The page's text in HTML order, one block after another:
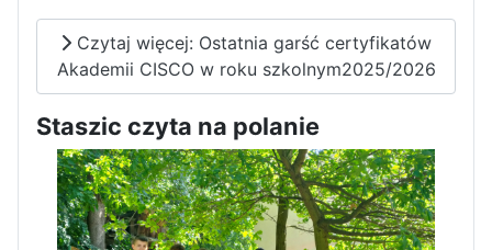
Zakończenie praktyk w
Portugalii
Rozpoczęcie kampanii „Gotowi
na kryzys” w ZSP w Iłży
Czytaj więcej: Ostatnia garść certyfikatów
Akademii CISCO w roku szkolnym2025/2026
Staszic czyta na polanie